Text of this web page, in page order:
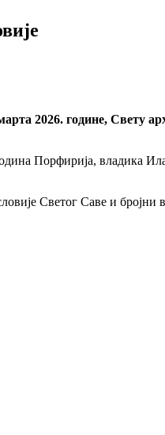
2026. године, Свету
Порфирија, владика
Светог Саве и бројни